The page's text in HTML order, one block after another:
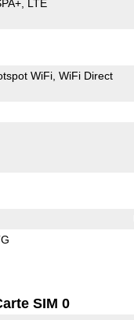
LTE
WiFi WiFi Direct
SIM 0